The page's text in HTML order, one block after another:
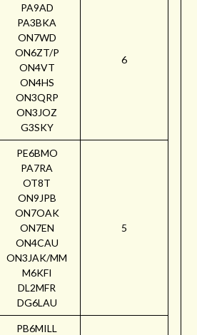
PA9AD
PA3BKA
ON7WD
ON6ZT/P
ON4VT
ON4HS
ON3QRP
ON3JOZ
G3SKY
6
PE6BMO
PA7RA
OT8T
ON9JPB
ON7OAK
ON7EN
ON4CAU
ON3JAK/MM
M6KFI
DL2MFR
DG6LAU
5
PB6MILL